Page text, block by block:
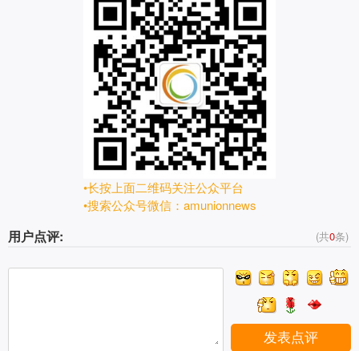
•长按上面二维码关注公众平台
•搜索公众号微信：amunionnews
用户点评: (共0条)
发表点评